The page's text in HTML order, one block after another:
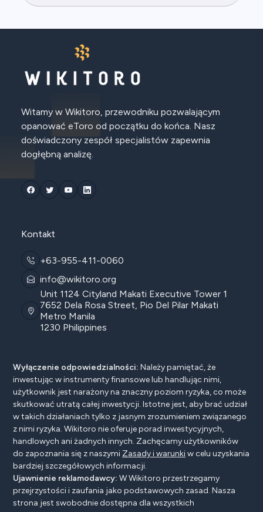
Witamy w Wikitoro, przewodniku pozwalającym
opanować eToro od początku do końca. Nasz
doświadczony zespół specjalistów zapewnia
dogłębną analizę.
Kontakt
+63-955-411-0060
info@wikitoro.org
Unit 1124 Cityland Makati Executive Tower 1
7652 Dela Rosa Street, Pio Del Pilar Makati
Metro Manila
1230 Philippines
Wyłączenie odpowiedzialności: Należy pamiętać, że
inwestując w instrumenty finansowe lub handlując nimi,
użytkownik jest narażony na znaczny poziom ryzyka, co może
skutkować utratą całej inwestycji. Istotne jest, aby brać udział
w takich działaniach tylko z jasnym zrozumieniem związanego
z nimi ryzyka. Wikitoro nie oferuje porad inwestycyjnych,
handlowych ani żadnych innych. Zachęcamy użytkowników
do zapoznania się z naszymi Zasady i warunkiw celu uzyskania
bardziej szczegółowych informacji.
Ujawnienie reklamodawcy: W Wikitoro przestrzegamy
przejrzystości i zaufania jako podstawowych zasad. Nasza
strona jest swobodnie dostępna dla wszystkich